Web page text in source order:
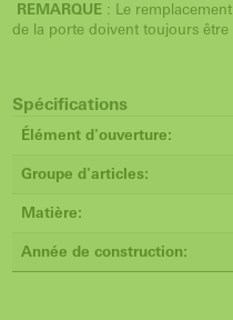
REMARQUE : Le
de la porte doivent toujours
Spécifications
Élément d'ouverture:
Groupe d'articles:
Matière:
Année de construction: